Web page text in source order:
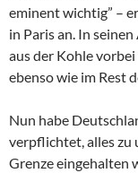
eminent wichtig” –
in Paris an. In
aus der Kohle
ebenso wie im Rest
Nun habe
verpflichtet, alles zu
Grenze eingehalten